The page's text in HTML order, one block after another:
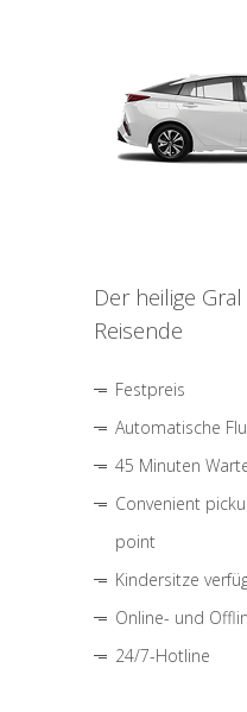
Der heilige
Reisende
Festpreis
Automatische
45 Minuten
Convenient
point
Kindersitze
Online- und
24/7-Hotline